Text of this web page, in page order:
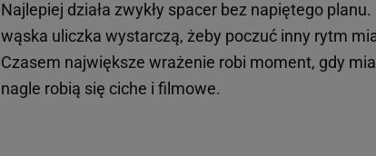
Najlepiej działa zwykły spacer bez napiętego
wąska uliczka wystarczą, żeby poczuć inny rytm
Czasem największe wrażenie robi moment, gdy
nagle robią się ciche i filmowe.